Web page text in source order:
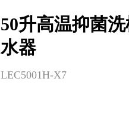
50升高温抑菌
水器
LEC5001H-X7